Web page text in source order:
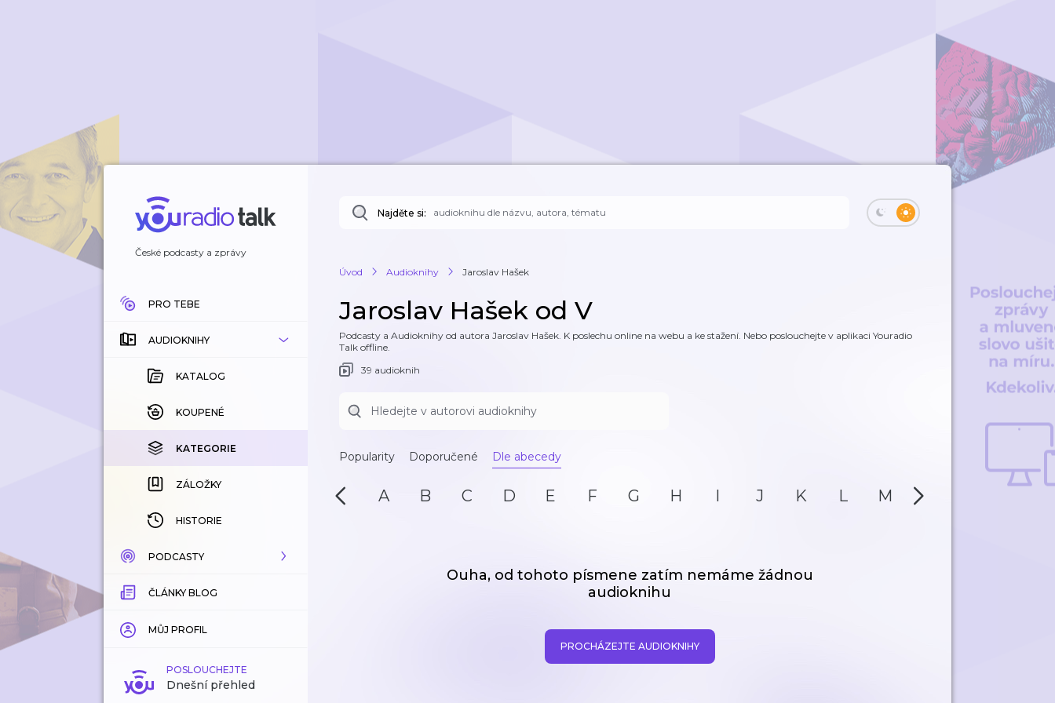
České podcasty a zprávy
PRO TEBE
AUDIOKNIHY
KATALOG
KOUPENÉ
KATEGORIE
ZÁLOŽKY
HISTORIE
PODCASTY
KATALOG
KATEGORIE
ZÁLOŽKY
ČLÁNKY BLOG
MŮJ PROFIL
POSLOUCHEJTE
Dnešní přehled
Najděte si:
Úvod Audioknihy Jaroslav Hašek
Jaroslav Hašek od V
Podcasty a Audioknihy od autora Jaroslav Hašek. K poslechu online na webu a ke stažení. Nebo poslouchejte v aplikaci Youradio
Talk offline.
39 audioknih
Popularity Doporučené Dle abecedy
A B C D E F G H I J K L M N
Ouha, od tohoto písmene zatím nemáme žádnou
audioknihu
PROCHÁZEJTE AUDIOKNIHY